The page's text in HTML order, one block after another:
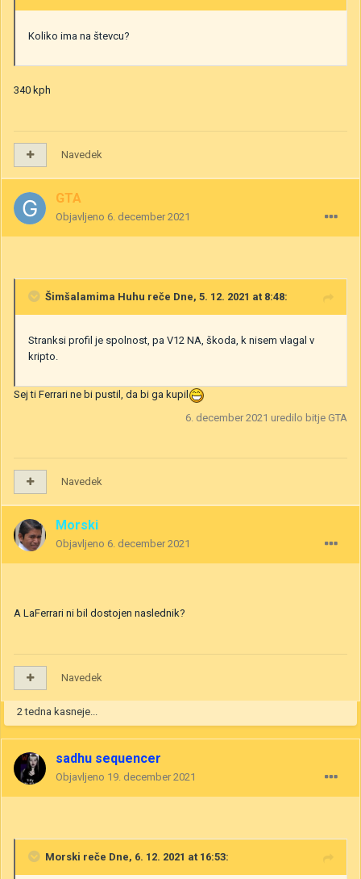
Koliko ima na števcu?
340 kph
Navedek
GTA
Objavljeno 6. december 2021
Šimšalamima Huhu reče Dne, 5. 12. 2021 at 8:48:
Stranksi profil je spolnost, pa V12 NA, škoda, k nisem vlagal v
kripto.
Sej ti Ferrari ne bi pustil, da bi ga kupil
6. december 2021 uredilo bitje GTA
Navedek
Morski
Objavljeno 6. december 2021
A LaFerrari ni bil dostojen naslednik?
Navedek
2 tedna kasneje...
sadhu sequencer
Objavljeno 19. december 2021
Morski reče Dne, 6. 12. 2021 at 16:53: